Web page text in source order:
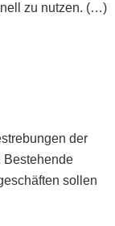
zu nutzen. (…)
der
Bestehende
sollen